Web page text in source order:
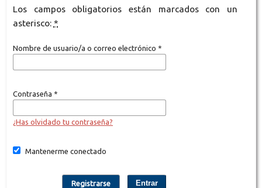
Los campos obligatorios están marcados con un
asterisco: *
Nombre de usuario/a o correo electrónico *
Contraseña *
¿Has olvidado tu contraseña?
Mantenerme conectado
Entrar
Registrarse